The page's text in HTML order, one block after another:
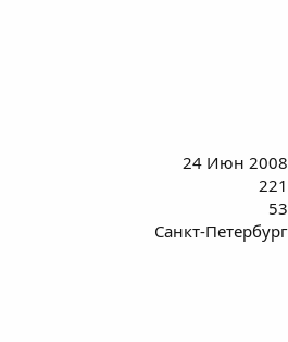
24 Июн 2008
221
53
Санкт-Петербург